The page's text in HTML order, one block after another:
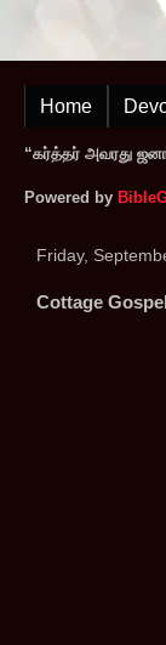
Home
“கர்த்தர் அவரது
Powered by
Friday,
Cottage